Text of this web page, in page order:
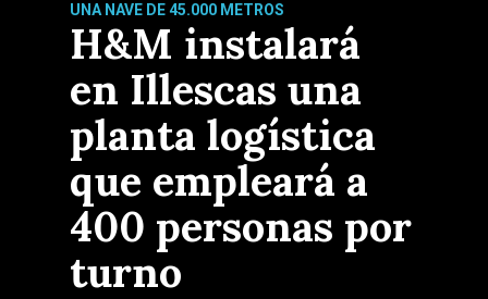
UNA NAVE DE 45.000 METROS
H&M instalará
en Illescas una
planta logística
que empleará a
400 personas por
turno